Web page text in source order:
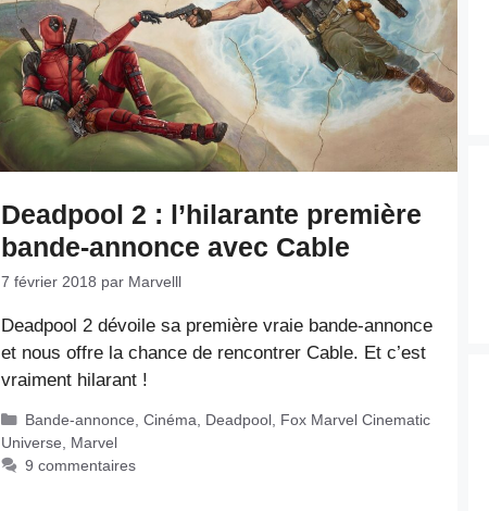
Deadpool 2 : l’hilarante première
bande-annonce avec Cable
7 février 2018 par Marvelll
Deadpool 2 dévoile sa première vraie bande-annonce
et nous offre la chance de rencontrer Cable. Et c’est
vraiment hilarant !
Catégories
Bande-annonce, Cinéma, Deadpool, Fox Marvel Cinematic
Universe, Marvel
9 commentaires